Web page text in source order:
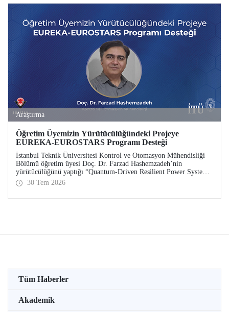
Araştırma
Öğretim Üyemizin Yürütücülüğündeki Projeye
EUREKA-EUROSTARS Programı Desteği
İstanbul Teknik Üniversitesi Kontrol ve Otomasyon Mühendisliği
Bölümü öğretim üyesi Doç. Dr. Farzad Hashemzadeh’nin
yürütücülüğünü yaptığı “Quantum-Driven Resilient Power Systems:
Revolutionizing Energy Security for the Future” başlıklı projesi,
EUREKA-EUROSTARS Programı kapsamında desteklenmeye hak
kazandı.
30 Tem 2026
Tüm Haberler
Akademik